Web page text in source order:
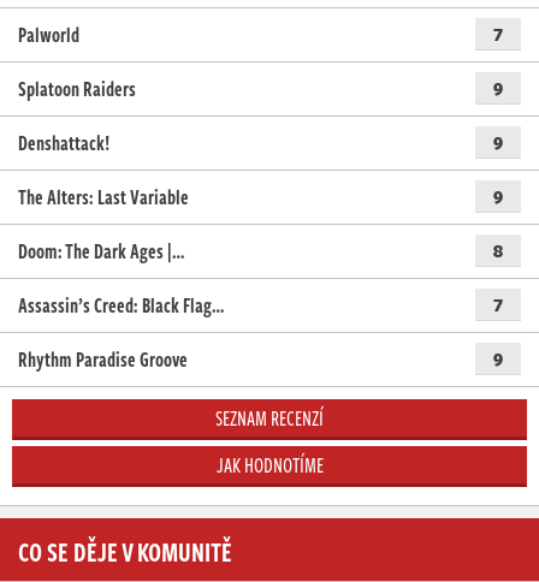
Palworld 7
Splatoon Raiders 9
Denshattack! 9
The Alters: Last Variable 9
Doom: The Dark Ages |… 8
Assassin’s Creed: Black Flag… 7
Rhythm Paradise Groove 9
SEZNAM RECENZÍ
JAK HODNOTÍME
CO SE DĚJE V KOMUNITĚ